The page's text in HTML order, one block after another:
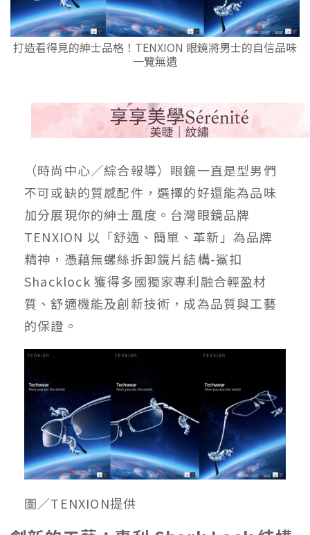
打造看得見的紳士品格！TENXION 眼鏡將男士的自信品味
一覽無遺
（時尚中心／綜合報導）眼鏡一直是型男們
不可或缺的質感配件，選擇的好還能為品味
加分展現你的紳士風度。台灣眼鏡品牌
TENXION 以「舒適、簡單、革新」為品牌
精神，憑藉無螺絲拆卸鏡片結構-鯊扣
Shacklock 獲得多國獨家專利融合輕盈材
質、舒適機能及創新技術，成為品質與工藝
的保證。
圖／TENXION提供